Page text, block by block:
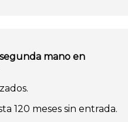
mano en
120 meses sin entrada.